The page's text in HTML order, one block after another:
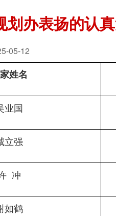
办表扬的认
05-12
姓名
业国
立强
冲
如鹤